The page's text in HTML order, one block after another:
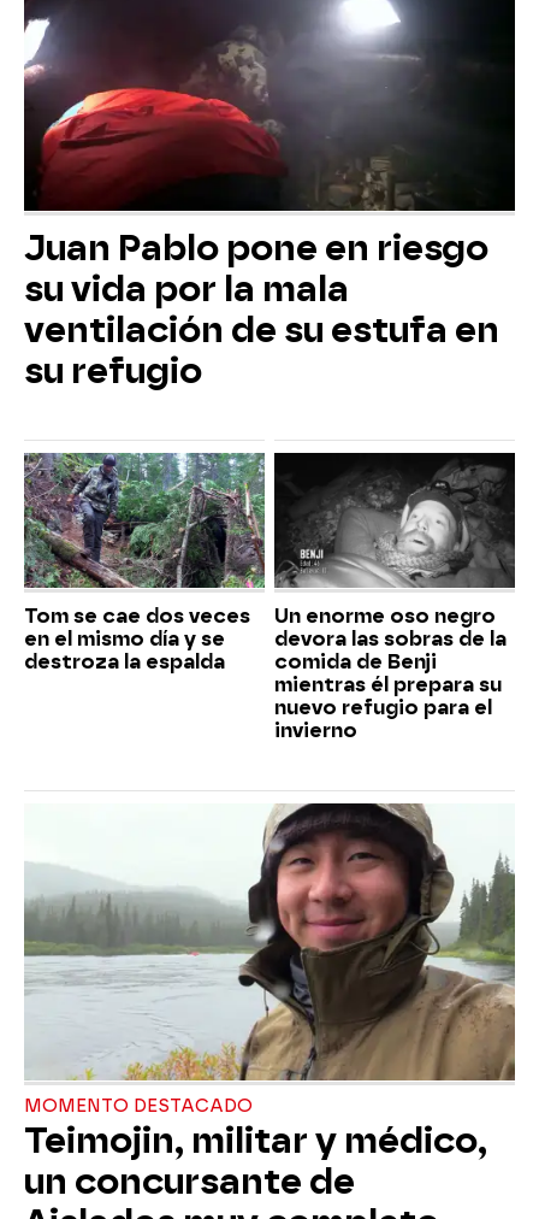
Juan Pablo pone en riesgo
su vida por la mala
ventilación de su estufa en
su refugio
Tom se cae dos veces
en el mismo día y se
destroza la espalda
Un enorme oso negro
devora las sobras de la
comida de Benji
mientras él prepara su
nuevo refugio para el
invierno
MOMENTO DESTACADO
Teimojin, militar y médico,
un concursante de